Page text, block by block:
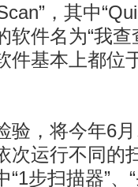
，其中
件名为“我查
件基本上都位
，将今年6月
运行不同的
步扫描器”、